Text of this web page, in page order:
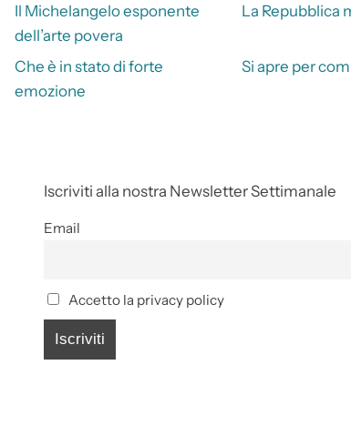
Il Michelangelo esponente
dell’arte povera
La Repubblica
Che è in stato di forte
emozione
Si apre per
Iscriviti alla nostra Newsletter Settimanale
Email
Accetto la privacy policy